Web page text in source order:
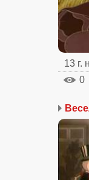
13 г.
0